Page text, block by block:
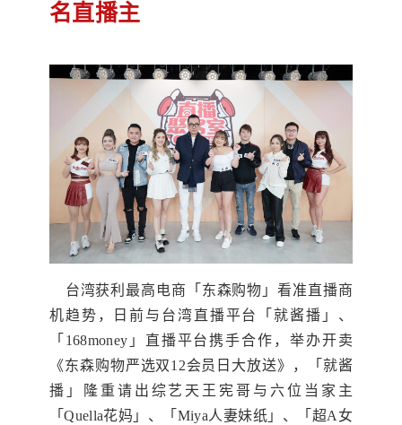
名直播主
台湾获利最高电商「东森购物」看准直播商
机趋势，日前与台湾直播平台「就酱播」、
「168money」直播平台携手合作，举办开卖
《东森购物严选双12会员日大放送》，「就酱
播」隆重请出综艺天王宪哥与六位当家主
「Quella花妈」、「Miya人妻妹纸」、「超A女